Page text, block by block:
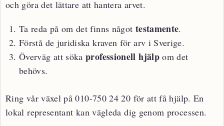
och göra det lättare att hantera arvet.
Ta reda på om det finns något testamente.
Förstå de juridiska kraven för arv i Sverige.
Överväg att sökaprofessionell hjälpom det
behövs.
Ring vår växel på 010-750 24 20 för att få hjälp. En
lokal representant kan vägleda dig genom processen.